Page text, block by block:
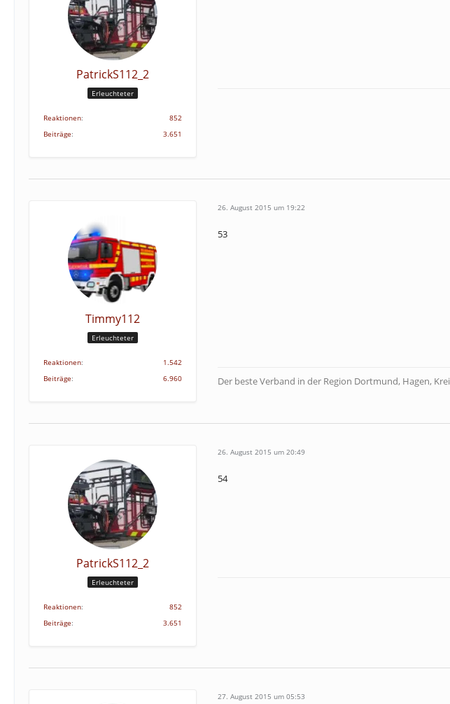
PatrickS112_2
Erleuchteter
Reaktionen
852
Beiträge
3.651
Timmy112
Erleuchteter
Reaktionen
1.542
Beiträge
6.960
26. August 2015 um 19:22
53
Der beste Verband in der Region Dortmund, Hagen,
PatrickS112_2
Erleuchteter
Reaktionen
852
Beiträge
3.651
26. August 2015 um 20:49
54
27. August 2015 um 05:53